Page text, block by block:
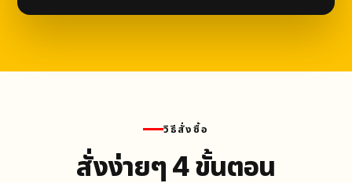
วิธีสั่งซื้อ
สั่งง่ายๆ 4 ขั้นตอน